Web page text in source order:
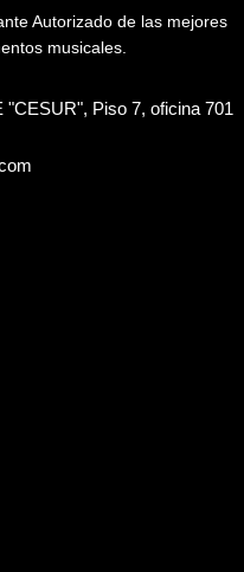
Autorizado de las mejores
musicales.
Piso 7, oficina 701